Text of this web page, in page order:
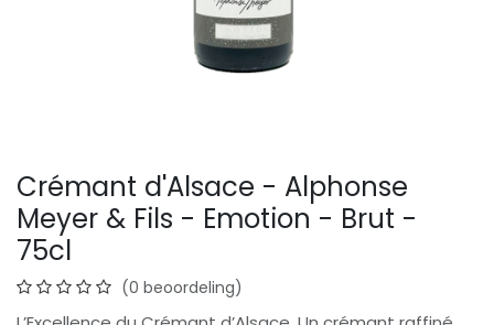
Crémant d'Alsace - Alphonse
Meyer & Fils - Emotion - Brut -
75cl
(0 beoordeling)